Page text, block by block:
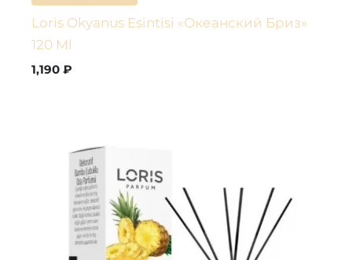
Loris Okyanus Esintisi «Океанский Бриз»
120 Ml
1,190₽